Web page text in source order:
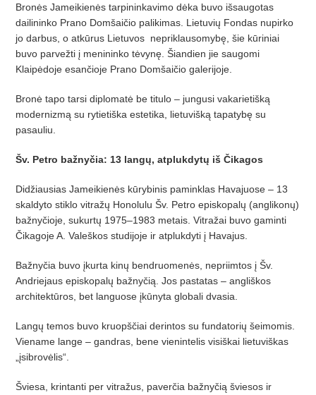
Bronės Jameikienės tarpininkavimo dėka buvo išsaugotas
dailininko Prano Domšaičio palikimas. Lietuvių Fondas nupirko
jo darbus, o atkūrus Lietuvos nepriklausomybę, šie kūriniai
buvo parvežti į menininko tėvynę. Šiandien jie saugomi
Klaipėdoje esančioje Prano Domšaičio galerijoje.
Bronė tapo tarsi diplomatė be titulo – jungusi vakarietišką
modernizmą su rytietiška estetika, lietuvišką tapatybę su
pasauliu.
Šv. Petro bažnyčia: 13 langų, atplukdytų iš Čikagos
Didžiausias Jameikienės kūrybinis paminklas Havajuose – 13
skaldyto stiklo vitražų Honolulu Šv. Petro episkopalų (anglikonų)
bažnyčioje, sukurtų 1975–1983 metais. Vitražai buvo gaminti
Čikagoje A. Valeškos studijoje ir atplukdyti į Havajus.
Bažnyčia buvo įkurta kinų bendruomenės, nepriimtos į Šv.
Andriejaus episkopalų bažnyčią. Jos pastatas – angliškos
architektūros, bet languose įkūnyta globali dvasia.
Langų temos buvo kruopščiai derintos su fundatorių šeimomis.
Viename lange – gandras, bene vienintelis visiškai lietuviškas
„įsibrovėlis“.
Šviesa, krintanti per vitražus, paverčia bažnyčią šviesos ir